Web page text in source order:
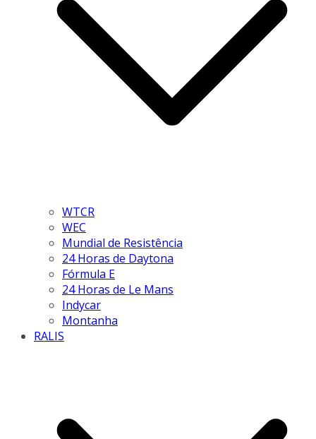
WTCR
WEC
Mundial de Resistência
24 Horas de Daytona
Fórmula E
24 Horas de Le Mans
Indycar
Montanha
RALIS